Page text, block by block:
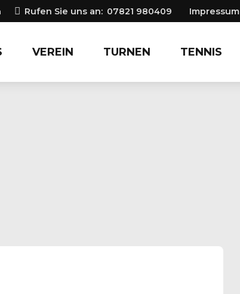
Rufen Sie uns an: 07821 980409 Impressum
VEREIN TURNEN TENNIS